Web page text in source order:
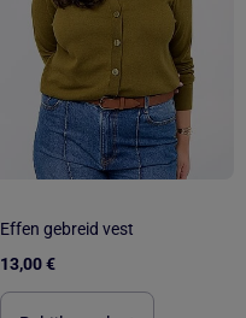
Effen gebreid vest
13,00 €